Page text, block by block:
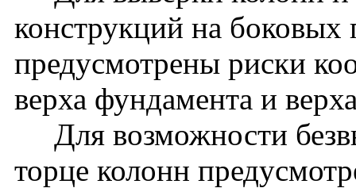
конструкций на боковых
предусмотрены риски
верха фундамента и
Для возможности
торце колонн